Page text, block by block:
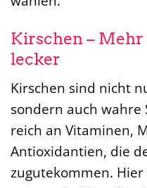
Kirschen –
lecker
Kirschen sind nicht
sondern auch wahre
reich an Vitaminen,
Antioxidantien, die
zugutekommen.